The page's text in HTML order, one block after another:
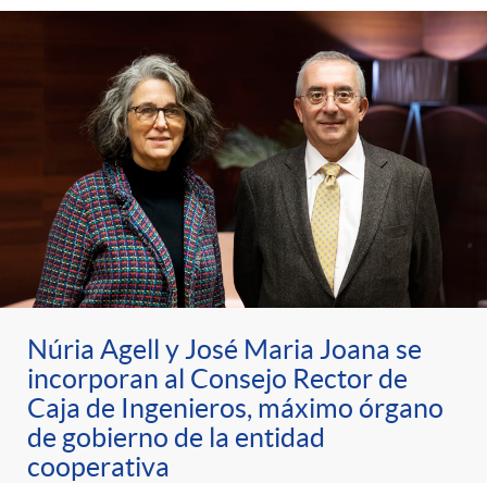
Núria Agell y José Maria Joana se
incorporan al Consejo Rector de
Caja de Ingenieros, máximo órgano
de gobierno de la entidad
cooperativa